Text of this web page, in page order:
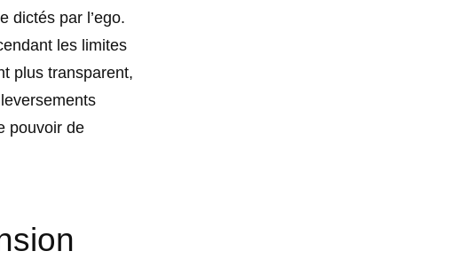
dictés par l’ego.
les limites
plus transparent,
pouvoir de